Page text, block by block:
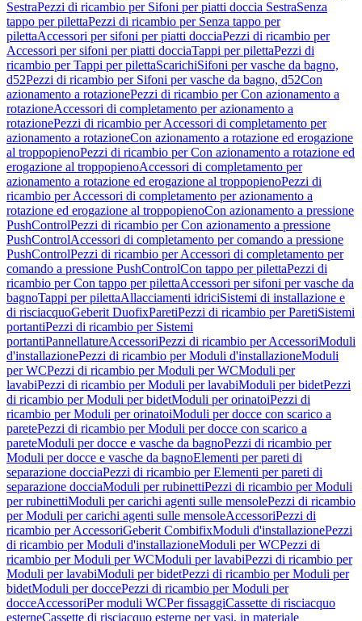
SestraPezzi di ricambio per Sifoni per piatti doccia SestraSenza
tappo per pilettaPezzi di ricambio per Senza tappo per
pilettaAccessori per sifoni per piatti docciaPezzi di ricambio per
Accessori per sifoni per piatti docciaTappi per pilettaPezzi di
ricambio per Tappi per pilettaScarichiSifoni per vasche da bagno,
d52Pezzi di ricambio per Sifoni per vasche da bagno, d52Con
azionamento a rotazionePezzi di ricambio per Con azionamento a
rotazioneAccessori di completamento per azionamento a
rotazionePezzi di ricambio per Accessori di completamento per
azionamento a rotazioneCon azionamento a rotazione ed erogazione
al troppopienoPezzi di ricambio per Con azionamento a rotazione ed
erogazione al troppopienoAccessori di completamento per
azionamento a rotazione ed erogazione al troppopienoPezzi di
ricambio per Accessori di completamento per azionamento a
rotazione ed erogazione al troppopienoCon azionamento a pressione
PushControlPezzi di ricambio per Con azionamento a pressione
PushControlAccessori di completamento per comando a pressione
PushControlPezzi di ricambio per Accessori di completamento per
comando a pressione PushControlCon tappo per pilettaPezzi di
ricambio per Con tappo per pilettaAccessori per sifoni per vasche da
bagnoTappi per pilettaAllacciamenti idriciSistemi di installazione e
di risciacquoGeberit DuofixParetiPezzi di ricambio per ParetiSistemi
portantiPezzi di ricambio per Sistemi
portantiPannellatureAccessoriPezzi di ricambio per AccessoriModuli
d'installazionePezzi di ricambio per Moduli d'installazioneModuli
per WCPezzi di ricambio per Moduli per WCModuli per
lavabiPezzi di ricambio per Moduli per lavabiModuli per bidetPezzi
di ricambio per Moduli per bidetModuli per orinatoiPezzi di
ricambio per Moduli per orinatoiModuli per docce con scarico a
paretePezzi di ricambio per Moduli per docce con scarico a
pareteModuli per docce e vasche da bagnoPezzi di ricambio per
Moduli per docce e vasche da bagnoElementi per pareti di
separazione docciaPezzi di ricambio per Elementi per pareti di
separazione docciaModuli per rubinettiPezzi di ricambio per Moduli
per rubinettiModuli per carichi agenti sulle mensolePezzi di ricambio
per Moduli per carichi agenti sulle mensoleAccessoriPezzi di
ricambio per AccessoriGeberit CombifixModuli d'installazionePezzi
di ricambio per Moduli d'installazioneModuli per WCPezzi di
ricambio per Moduli per WCModuli per lavabiPezzi di ricambio per
Moduli per lavabiModuli per bidetPezzi di ricambio per Moduli per
bidetModuli per doccePezzi di ricambio per Moduli per
docceAccessoriPer moduli WCPer fissaggiCassette di risciacquo
esterneCassette di risciacquo esterne per vasi, in materiale